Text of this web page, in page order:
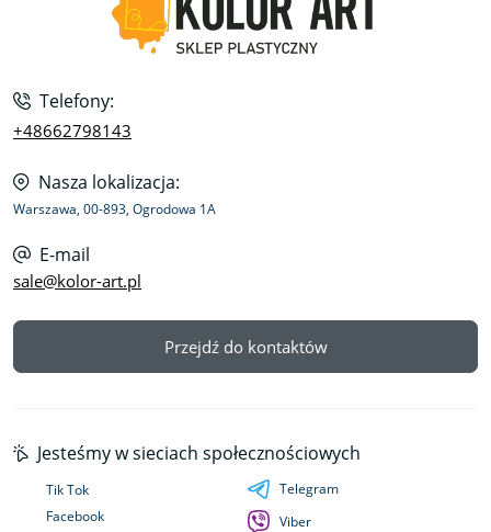
Telefony:
+48662798143
Nasza lokalizacja:
Warszawa, 00-893, Ogrodowa 1A
E-mail
sale@kolor-art.pl
Przejdź do kontaktów
Jesteśmy w sieciach społecznościowych
Tik Tok
Facebook
Telegram
Viber